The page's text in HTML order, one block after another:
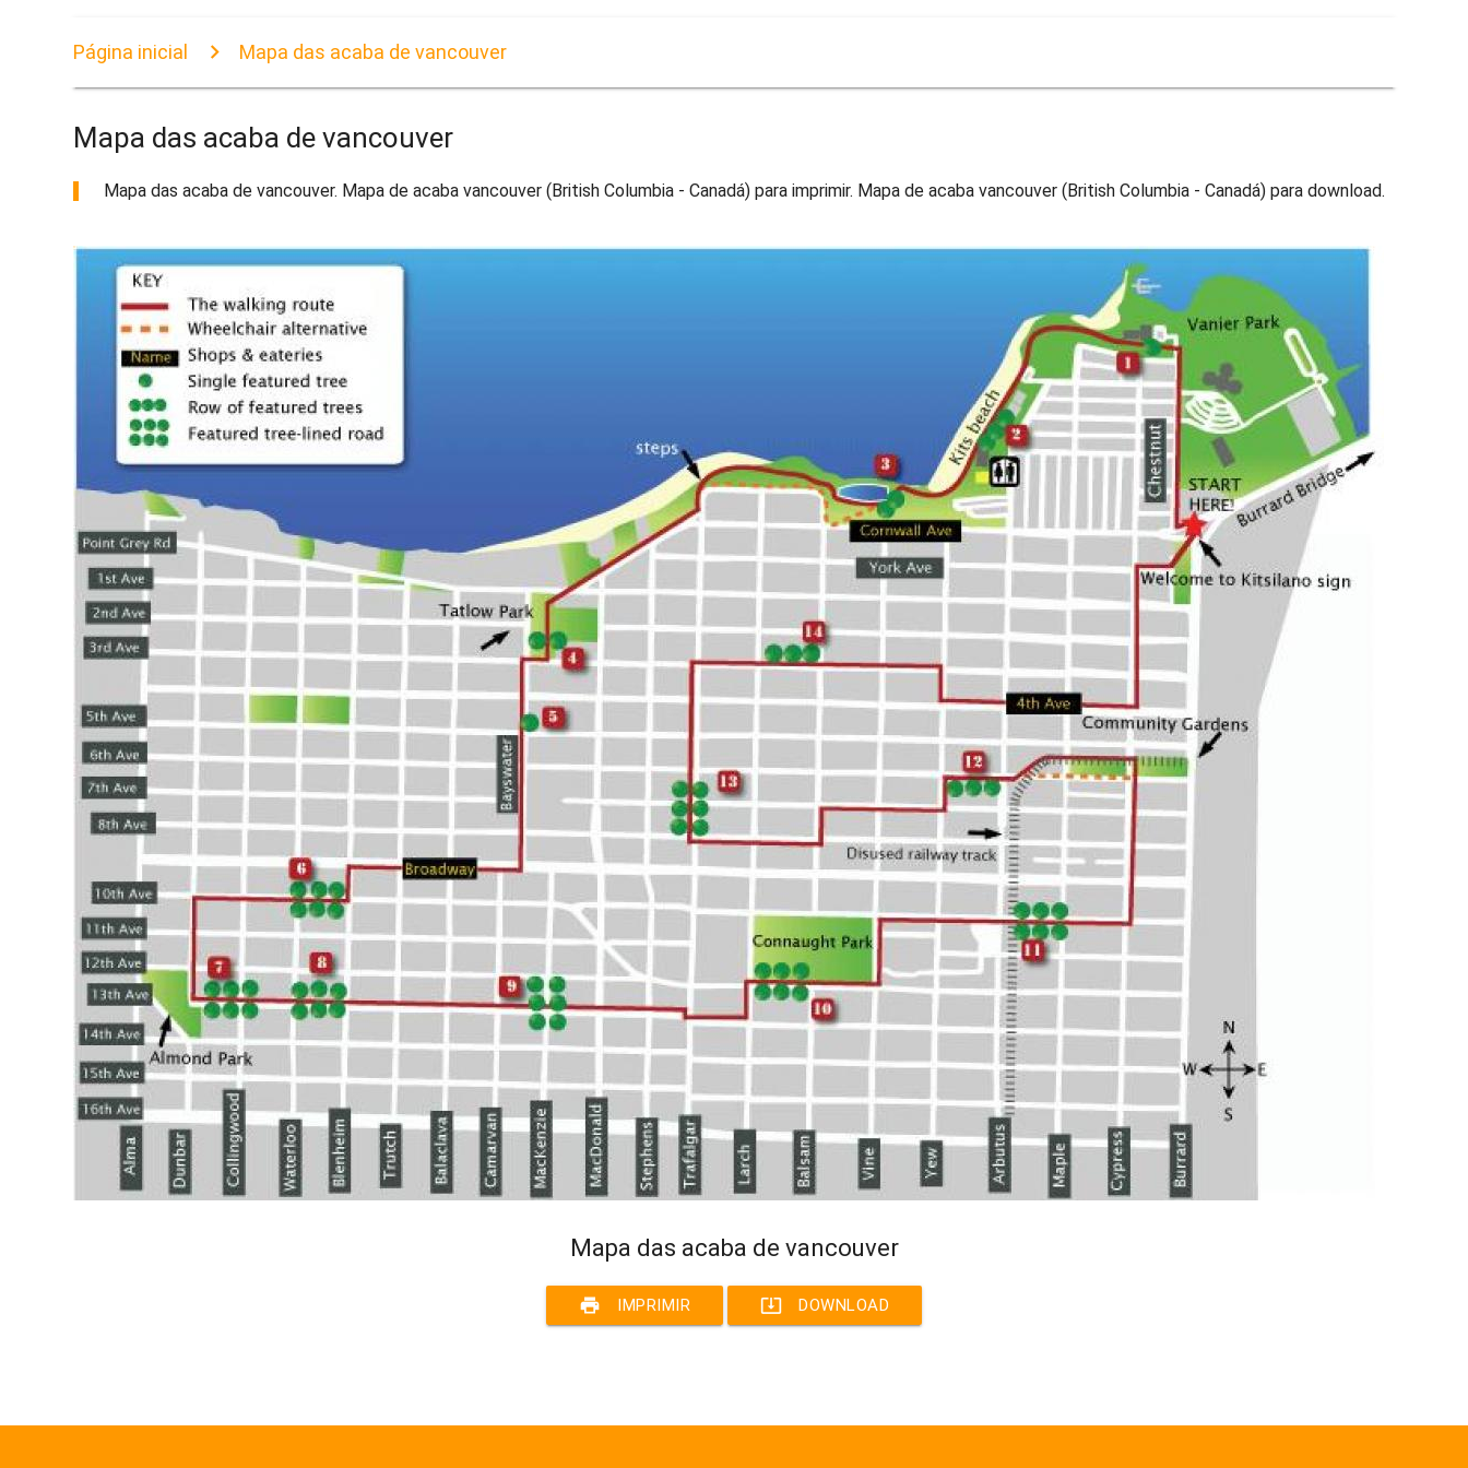
Página inicial Mapa das acaba de vancouver
Mapa das acaba de vancouver
Mapa das acaba de vancouver. Mapa de acaba vancouver (British Columbia - Canadá) para imprimir. Mapa de acaba vancouver (British Columbia - Canadá) para download.
Mapa das acaba de vancouver
print IMPRIMIR system_update_alt DOWNLOAD